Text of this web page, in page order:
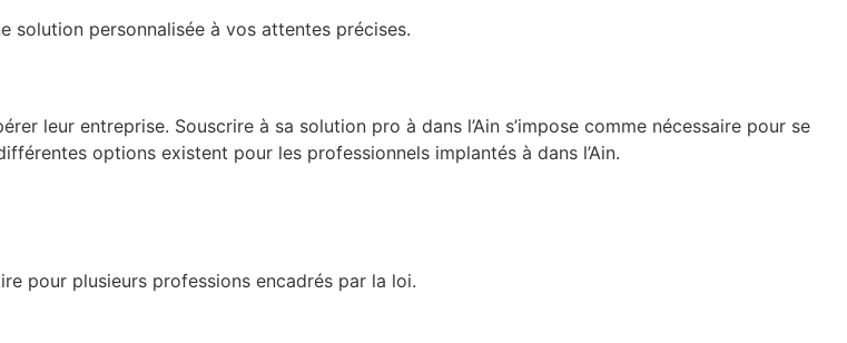
solution personnalisée à vos attentes précises.
leur entreprise. Souscrire à sa solution pro à dans l’Ain s’impose comme nécessaire pour se
options existent pour les professionnels implantés à dans l’Ain.
pour plusieurs professions encadrés par la loi.